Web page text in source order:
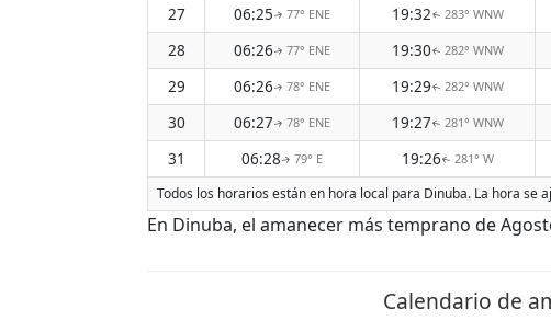
27
06:25↑ 77° ENE 19:32↑ 283° WNW
28
06:26↑ 77° ENE 19:30↑ 282° WNW
29
06:26↑ 78° ENE 19:29↑ 282° WNW
30
06:27↑ 78° ENE 19:27↑ 281° WNW
31
06:28↑ 79° E 19:26↑ 281° W
Todos los horarios están en hora local para Dinuba. La hora
En Dinuba, el amanecer más temprano de
Calendario de